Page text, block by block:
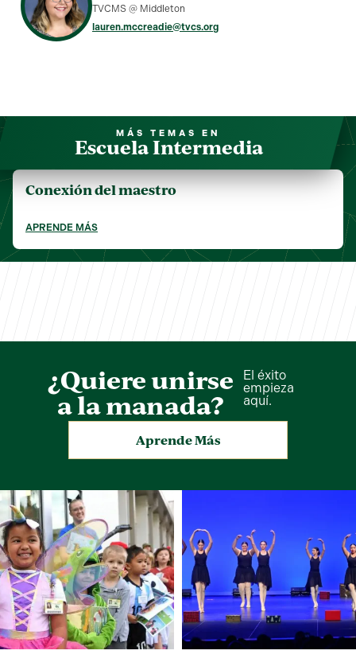
TVCMS @ Middleton
lauren.mccreadie@tvcs.org
MÁS TEMAS EN
Escuela Intermedia
Conexión del maestro
APRENDE MÁS
¿Quiere unirse
a la manada?
El éxito
empieza
aquí.
Aprende Más